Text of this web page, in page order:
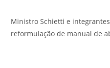
Ministro Schietti e
reformulação de manual de